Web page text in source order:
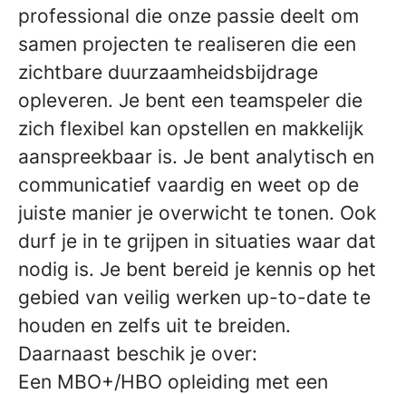
professional die onze passie deelt om
samen projecten te realiseren die een
zichtbare duurzaamheidsbijdrage
opleveren. Je bent een teamspeler die
zich flexibel kan opstellen en makkelijk
aanspreekbaar is. Je bent analytisch en
communicatief vaardig en weet op de
juiste manier je overwicht te tonen. Ook
durf je in te grijpen in situaties waar dat
nodig is. Je bent bereid je kennis op het
gebied van veilig werken up-to-date te
houden en zelfs uit te breiden.
Daarnaast beschik je over:
Een MBO+/HBO opleiding met een